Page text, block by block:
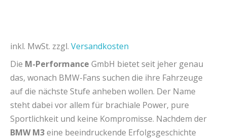
inkl. MwSt. zzgl. Versandkosten
Die M-Performance GmbH bietet seit jeher genau
das, wonach BMW-Fans suchen die ihre Fahrzeuge
auf die nächste Stufe anheben wollen. Der Name
steht dabei vor allem für brachiale Power, pure
Sportlichkeit und keine Kompromisse. Nachdem der
BMW M3eine beeindruckende Erfolgsgeschichte